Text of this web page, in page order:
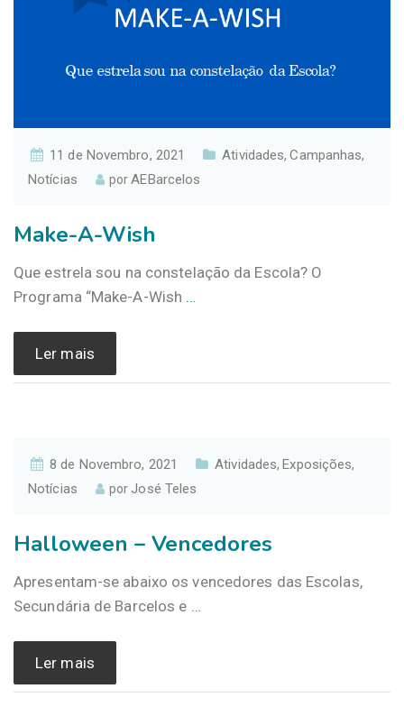
11 de Novembro, 2021 Atividades,Campanhas,
Notícias porAEBarcelos
Make-A-Wish
Que estrela sou na constelação da Escola? O
Programa “Make-A-Wish …
Ler mais
8 de Novembro, 2021 Atividades, Exposições,
Notícias porJosé Teles
Halloween – Vencedores
Apresentam-se abaixo os vencedores das Escolas,
Secundária de Barcelos e …
Ler mais